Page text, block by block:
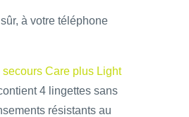
à votre téléphone
secours Care plus Light
4 lingettes sans
résistants au